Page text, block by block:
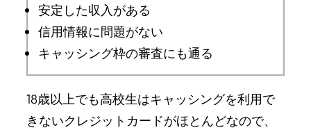
安定した収入がある
信用情報に問題がない
キャッシング枠の審査にも通る
18歳以上でも高校生はキャッシングを利用で
きないクレジットカードがほとんどなので、